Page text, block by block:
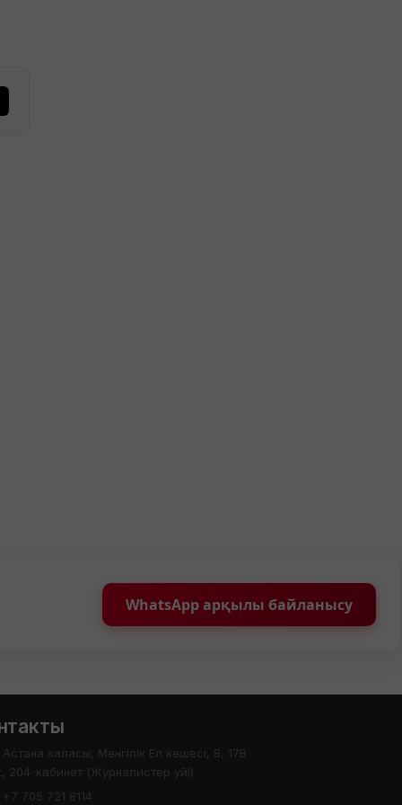
WhatsApp арқылы байланысу
Астана каласы, Менгілік Ел кешесі, 8, 17В
204-кабинет (Журналистер уйі)
+7 705 721 8114